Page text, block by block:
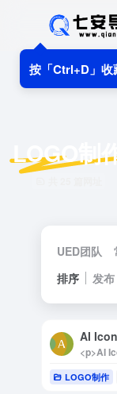
按「Ctrl+D」收
LOGO制
UED团队
排序
发布
AI
LOGO制作